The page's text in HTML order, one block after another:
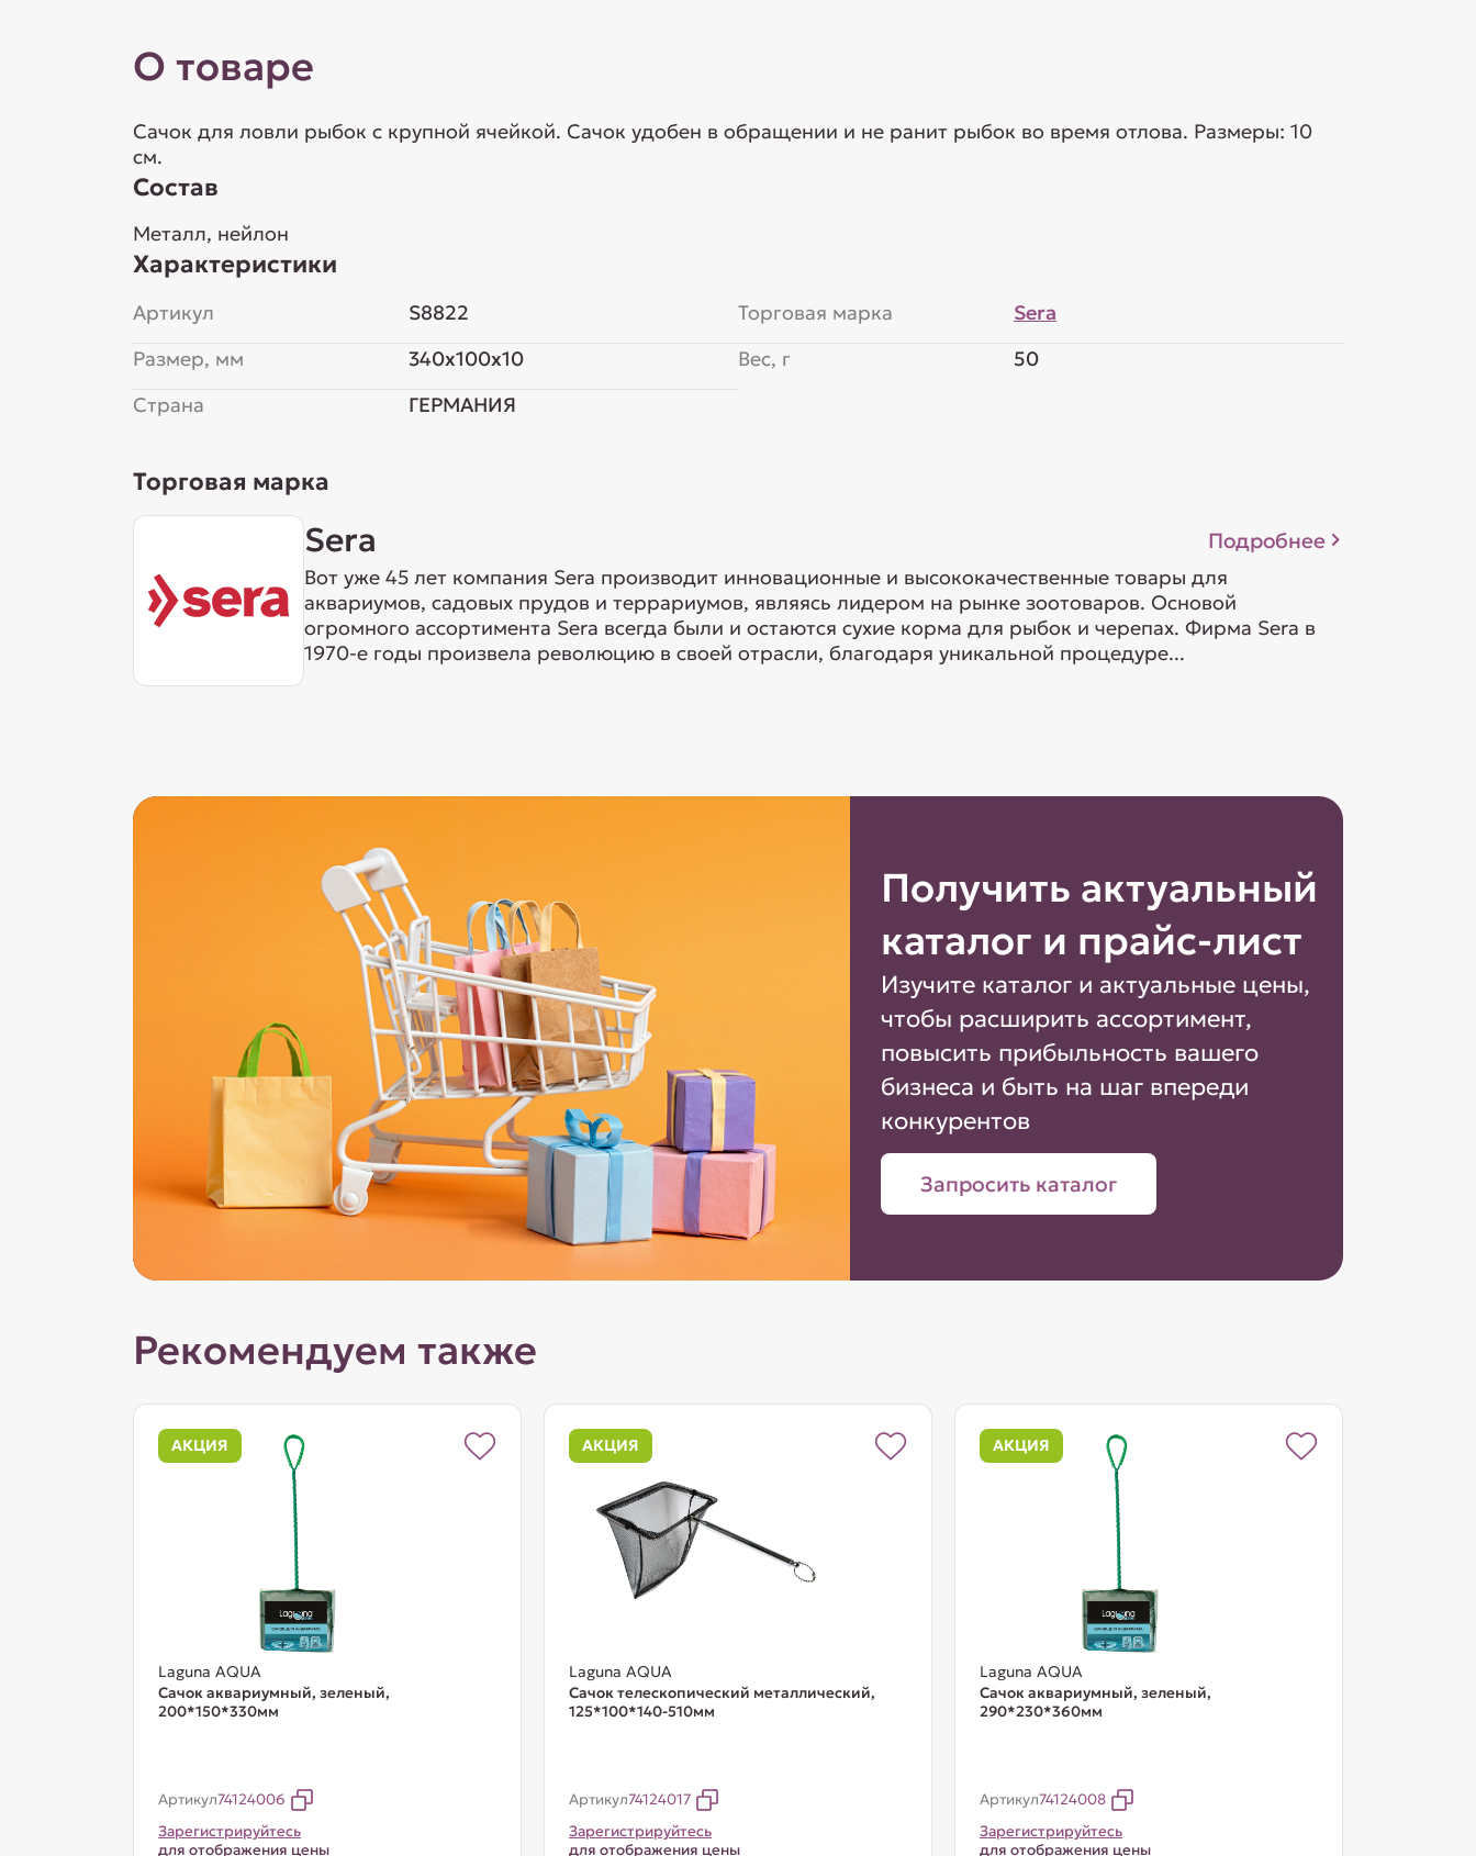
О товаре
Сачок для ловли рыбок с крупной ячейкой. Сачок удобен в обращении и не ранит рыбок во время отлова. Размеры: 10
см.
Состав
Металл, нейлон
Характеристики
Артикул
S8822
Размер, мм
340x100x10
Страна
ГЕРМАНИЯ
Торговая марка
Sera
Вес, г
50
Торговая марка
Sera Подробнее
Вот уже 45 лет компания Sera производит инновационные и высококачественные товары для
аквариумов, садовых прудов и террариумов, являясь лидером на рынке зоотоваров. Основой
огромного ассортимента Sera всегда были и остаются сухие корма для рыбок и черепах. Фирма Sera в
1970-е годы произвела революцию в своей отрасли, благодаря уникальной процедуре...
Получить актуальный
каталог и прайс-лист
Изучите каталог и актуальные цены,
чтобы расширить ассортимент,
повысить прибыльность вашего
бизнеса и быть на шаг впереди
конкурентов
Запросить каталог
Рекомендуем также
АКЦИЯ
Laguna AQUA
Сачок аквариумный, зеленый,
200*150*330мм
Артикул74124006
Зарегистрируйтесь
для отображения цены
АКЦИЯ
Laguna AQUA
Сачок телескопический металлический,
125*100*140-510мм
Артикул74124017
Зарегистрируйтесь
для отображения цены
АКЦИЯ
Laguna AQUA
Сачок аквариумный, зеленый,
290*230*360мм
Артикул74124008
Зарегистрируйтесь
для отображения цены